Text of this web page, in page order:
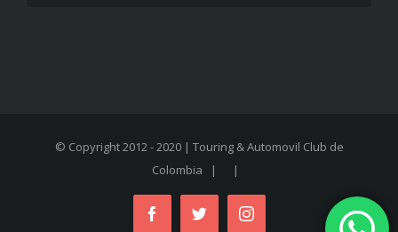
© Copyright 2012 - 2020 | Touring & Automovil Club de
Colombia | |
FacebookTwitterInstagram